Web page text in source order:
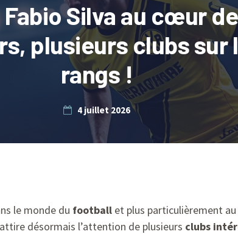
Fabio Silva au cœur
plusieurs clubs sur
rangs !
4 juillet 2026
le monde du football et plus particulièrement au
désormais l’attention de plusieurs clubs